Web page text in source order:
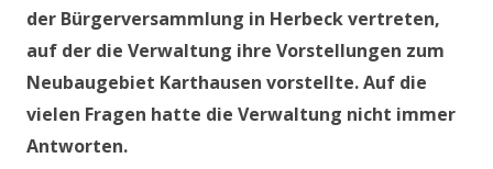
der Bürgerversammlung in Herbeck vertreten,
auf der die Verwaltung ihre Vorstellungen zum
Neubaugebiet Karthausen vorstellte. Auf die
vielen Fragen hatte die Verwaltung nicht immer
Antworten.